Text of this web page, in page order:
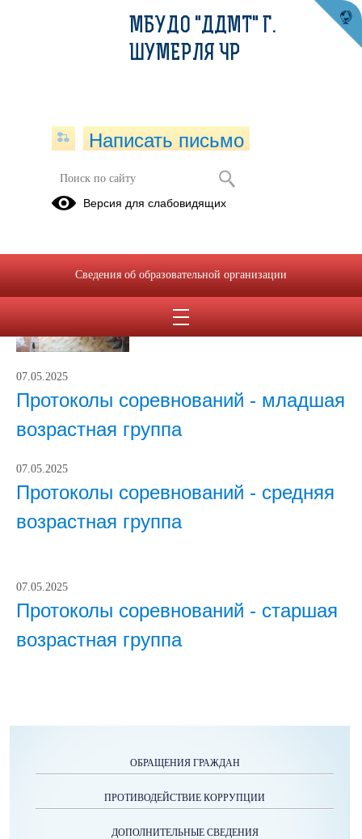
Публикации за 07.05.2025
Встреча с историей
07.05.2025
Протоколы соревнований - младшая
возрастная группа
07.05.2025
Протоколы соревнований - средняя
возрастная группа
07.05.2025
Протоколы соревнований - старшая
возрастная группа
ОБРАЩЕНИЯ ГРАЖДАН
ПРОТИВОДЕЙСТВИЕ КОРРУПЦИИ
ДОПОЛНИТЕЛЬНЫЕ СВЕДЕНИЯ
МБУДО "ДДМТ" Г.
ШУМЕРЛЯ ЧР
Написать письмо
Версия для слабовидящих
Сведения об образовательной организации